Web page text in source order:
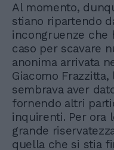
Al momento,
stiano ripartendo
incongruenze che
caso per scavare
anonima arrivata
Giacomo Frazzitta,
sembrava aver
fornendo altri
inquirenti. Per ora
grande
quella che si stia